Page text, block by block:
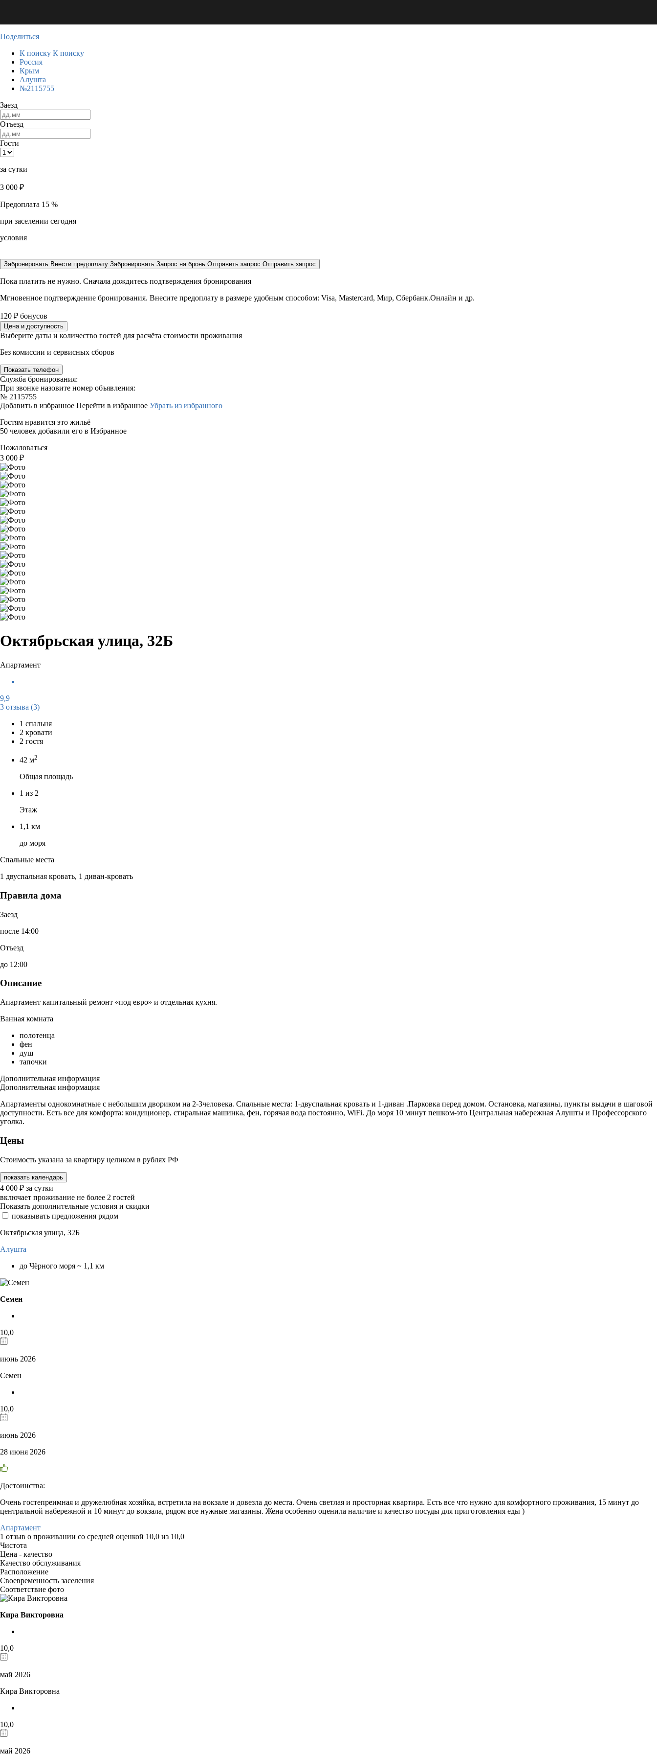
Поделиться
К поиску К поиску
Россия
Крым
Алушта
№2115755
Заезд
Отъезд
Гости
за сутки
3 000 ₽
Предоплата 15 %
при заселении сегодня
условия
Забронировать Внести предоплату Забронировать Запрос на бронь Отправить запрос Отправить запрос
Пока платить не нужно. Сначала дождитесь подтверждения бронирования
Мгновенное подтверждение бронирования. Внесите предоплату в размере удобным способом: Visa, Mastercard, Мир, Сбербанк.Онлайн и др.
120 ₽ бонусов
Цена и доступность
Выберите даты и количество гостей для расчёта стоимости проживания
Без комиссии и сервисных сборов
Показать телефон
Служба бронирования:
При звонке назовите номер объявления:
№ 2115755
Добавить в избранное Перейти в избранное Убрать из избранного
Гостям нравится это жильё
50 человек добавили его в Избранное
Пожаловаться
3 000 ₽
Октябрьская улица, 32Б
Апартамент
9,9
3 отзыва (3)
1 спальня
2 кровати
2 гостя
42 м2
Общая площадь
1 из 2
Этаж
1,1 км
до моря
Спальные места
1 двуспальная кровать, 1 диван-кровать
Правила дома
Заезд
после 14:00
Отъезд
до 12:00
Описание
Апартамент капитальный ремонт «под евро» и отдельная кухня.
Ванная комната
полотенца
фен
душ
тапочки
Дополнительная информация
Дополнительная информация
Апартаменты однокомнатные с небольшим двориком на 2-3человека. Спальные места: 1-двуспальная кровать и 1-диван .Парковка перед домом. Остановка, магазины, пункты выдачи в шаговой
доступности. Есть все для комфорта: кондиционер, стиральная машинка, фен, горячая вода постоянно, WiFi. До моря 10 минут пешком-это Центральная набережная Алушты и Профессорского
уголка.
Цены
Стоимость указана за квартиру целиком в рублях РФ
показать календарь
4 000 ₽ за сутки
включает проживание не более 2 гостей
Показать дополнительные условия и скидки
показывать предложения рядом
Октябрьская улица, 32Б
Алушта
до Чёрного моря ~ 1,1 км
Семен
10,0
июнь 2026
Семен
10,0
июнь 2026
28 июня 2026
Достоинства:
Очень гостепреимная и дружелюбная хозяйка, встретила на вокзале и довезла до места. Очень светлая и просторная квартира. Есть все что нужно для комфортного проживания, 15 минут до
центральной набережной и 10 минут до вокзала, рядом все нужные магазины. Жена особенно оценила наличие и качество посуды для приготовления еды )
Апартамент
1 отзыв о проживании со средней оценкой 10,0 из 10,0
Чистота
Цена - качество
Качество обслуживания
Расположение
Своевременность заселения
Соответствие фото
Кира Викторовна
10,0
май 2026
Кира Викторовна
10,0
май 2026